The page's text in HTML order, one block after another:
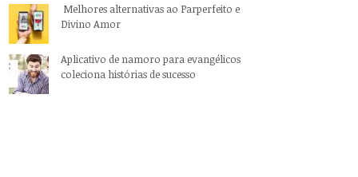
Melhores alternativas ao Parperfeito e
Divino Amor
Aplicativo de namoro para evangélicos
coleciona histórias de sucesso